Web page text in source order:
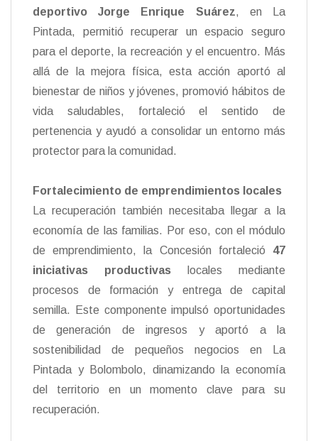
deportivo Jorge Enrique Suárez, en La
Pintada, permitió recuperar un espacio seguro
para el deporte, la recreación y el encuentro. Más
allá de la mejora física, esta acción aportó al
bienestar de niños y jóvenes, promovió hábitos de
vida saludables, fortaleció el sentido de
pertenencia y ayudó a consolidar un entorno más
protector para la comunidad.
Fortalecimiento de emprendimientos locales
La recuperación también necesitaba llegar a la
economía de las familias. Por eso, con el módulo
de emprendimiento, la Concesión fortaleció 47
iniciativas productivas
locales mediante
procesos de formación y entrega de capital
semilla. Este componente impulsó oportunidades
de generación de ingresos y aportó a la
sostenibilidad de pequeños negocios en La
Pintada y Bolombolo, dinamizando la economía
del territorio en un momento clave para su
recuperación.